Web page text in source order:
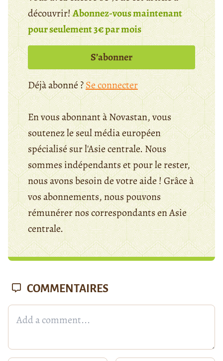
découvrir!Abonnez-vous maintenant
pour seulement 3€ par mois
S’abonner
Déjà abonné ?Se connecter
En vous abonnant à Novastan, vous
soutenez le seul média européen
spécialisé sur l'Asie centrale. Nous
sommes indépendants et pour le rester,
nous avons besoin de votre aide ! Grâce à
vos abonnements, nous pouvons
rémunérer nos correspondants en Asie
centrale.
COMMENTAIRES